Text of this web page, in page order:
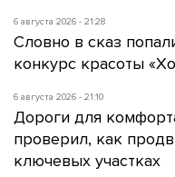
6 августа 2026 - 21:28
Словно в сказ
конкурс красоты
6 августа 2026 - 21:10
Дороги для
проверил, как
ключевых участках